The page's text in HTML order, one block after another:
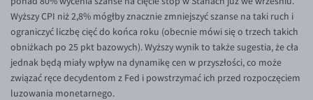
NZD/PLN
RON/PLN
SGD/PLN
TRY/PLN
Słowniczek
Wyższy CPI niż 2,8% mógłby znacznie zmniejszyć szanse na taki ruch i
ograniczyć liczbę cięć do końca roku (obecnie mówi się o trzech takich
obniżkach po 25 pkt bazowych). Wyższy wynik to także sugestia, że cła
jednak będą miały wpływ na dynamikę cen w przyszłości, co może
związać ręce decydentom z Fed i powstrzymać ich przed rozpoczęciem
luzowania monetarnego.